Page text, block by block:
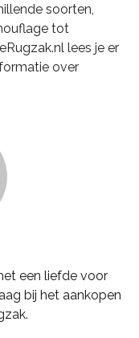
soorten,
tot
lees je er
over
een liefde voor
bij het aankopen